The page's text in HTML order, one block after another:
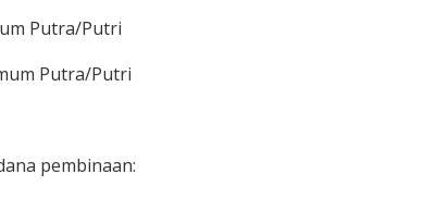
Putra/Putri
Putra/Putri
pembinaan: